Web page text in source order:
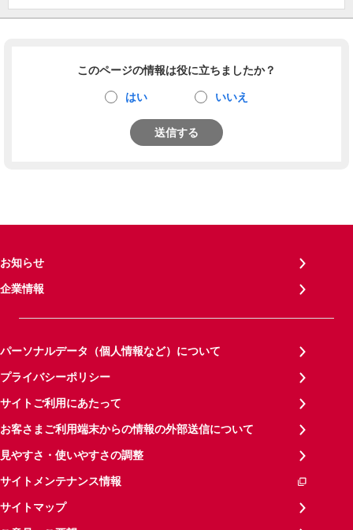
このページの情報は役に立ちましたか？
はい いいえ
送信する
お知らせ
企業情報
パーソナルデータ（個人情報など）について
プライバシーポリシー
サイトご利用にあたって
お客さまご利用端末からの情報の外部送信について
見やすさ・使いやすさの調整
サイトメンテナンス情報
サイトマップ